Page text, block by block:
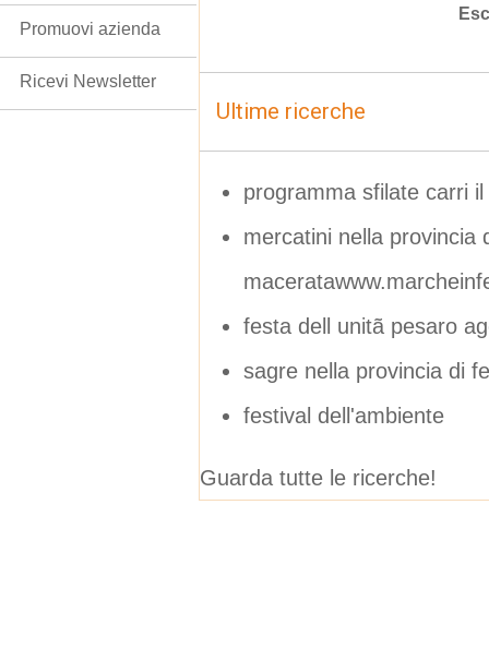
Ultime ricerche
programma sfilate carri
mercatini nella provincia
festa dell unitã pesaro
sagre nella provincia di
festival dell'ambiente
Guarda tutte le ricerche!
Promuovi azienda
Ricevi Newsletter